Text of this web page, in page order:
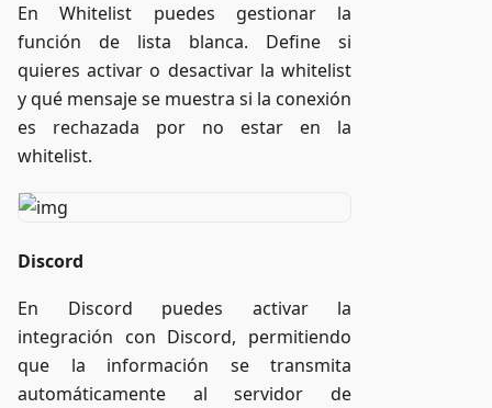
En Whitelist puedes gestionar la
función de lista blanca. Define si
quieres activar o desactivar la whitelist
y qué mensaje se muestra si la conexión
es rechazada por no estar en la
whitelist.
Discord
En Discord puedes activar la
integración con Discord, permitiendo
que la información se transmita
automáticamente al servidor de